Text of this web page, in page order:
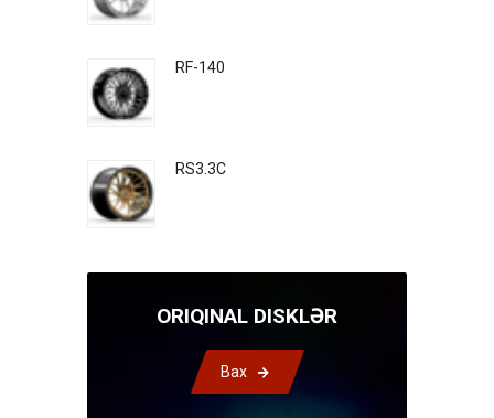
RF-140
RS3.3C
ORIQINAL DISKLƏR
Bax